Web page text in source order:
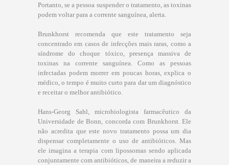
Portanto, se a pessoa suspender o tratamento, as toxinas
podem voltar para a corrente sanguínea, alerta.
Brunkhorst recomenda que este tratamento seja
concentrado em casos de infecções mais raras, como a
síndrome do choque tóxico, presença massiva de
toxinas na corrente sanguínea. Como as pessoas
infectadas podem morrer em poucas horas, explica o
médico, o tempo é muito curto para dar um diagnóstico
e receitar o melhor antibiótico.
Hans-Georg Sahl, microbiologista farmacêutico da
Universidade de Bonn, concorda com Brunkhorst. Ele
não acredita que este novo tratamento possa um dia
dispensar completamente o uso de antibióticos. Mas
ele imagina a terapia com lipossomas sendo aplicada
conjuntamente com antibióticos, de maneira a reduzir a